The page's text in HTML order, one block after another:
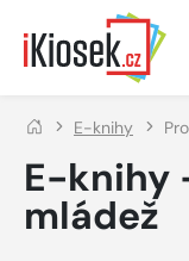
Přejít na hlavní obsah
E-knihy
E-knihy
mládež